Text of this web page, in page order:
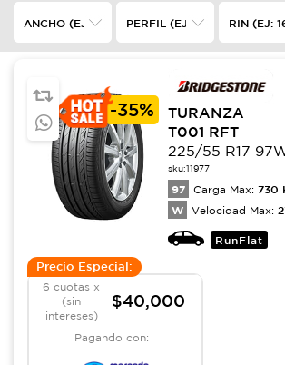
-35%
TURANZA
T001 RFT
225/55 R17
sku:11977
97 Carga Max: 730
W Velocidad Max:
RunFlat
Precio Especial:
6 cuotas x
(sin
intereses)
$40,000
Pagando con: